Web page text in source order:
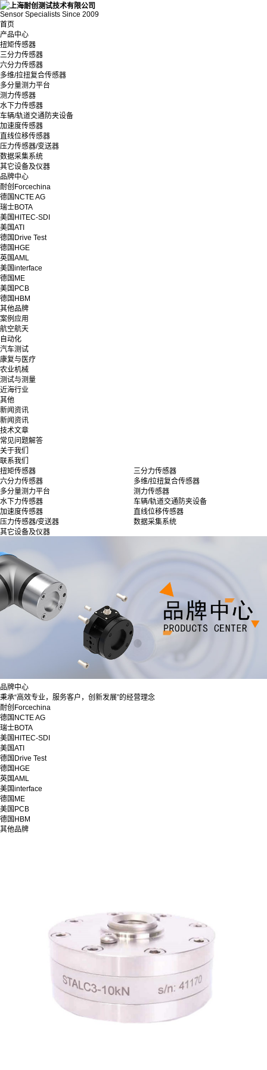
Sensor Specialists Since 2009
首页
产品中心
扭矩传感器
三分力传感器
六分力传感器
多维/拉扭复合传感器
多分量测力平台
测力传感器
水下力传感器
车辆/轨道交通防夹设备
加速度传感器
直线位移传感器
压力传感器/变送器
数据采集系统
其它设备及仪器
品牌中心
耐创Forcechina
德国NCTE AG
瑞士BOTA
美国HITEC-SDI
美国ATI
德国Drive Test
德国HGE
英国AML
美国interface
德国ME
美国PCB
德国HBM
其他品牌
案例应用
航空航天
自动化
汽车测试
康复与医疗
农业机械
测试与测量
近海行业
其他
新闻资讯
新闻资讯
技术文章
常见问题解答
关于我们
联系我们
扭矩传感器
三分力传感器
六分力传感器
多维/拉扭复合传感器
多分量测力平台
测力传感器
水下力传感器
车辆/轨道交通防夹设备
加速度传感器
直线位移传感器
压力传感器/变送器
数据采集系统
其它设备及仪器
品牌中心
秉承“高效专业，服务客户，创新发展”的经营理念
耐创Forcechina
德国NCTE AG
瑞士BOTA
美国HITEC-SDI
美国ATI
德国Drive Test
德国HGE
英国AML
美国interface
德国ME
美国PCB
德国HBM
其他品牌